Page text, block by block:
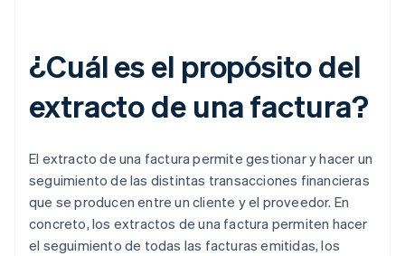
¿Cuál es el propósito del
extracto de una factura?
El extracto de una factura permite gestionar y hacer un
seguimiento de las distintas transacciones financieras
que se producen entre un cliente y el proveedor. En
concreto, los extractos de una factura permiten hacer
el seguimiento de todas las facturas emitidas, los